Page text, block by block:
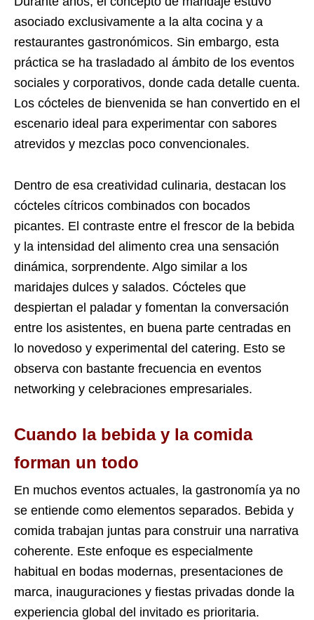
asociado exclusivamente a la alta cocina y a
restaurantes gastronómicos. Sin embargo, esta
práctica se ha trasladado al ámbito de los eventos
sociales y corporativos, donde cada detalle cuenta.
Los cócteles de bienvenida se han convertido en el
escenario ideal para experimentar con sabores
atrevidos y mezclas poco convencionales.
Dentro de esa creatividad culinaria, destacan los
cócteles cítricos combinados con bocados
picantes. El contraste entre el frescor de la bebida
y la intensidad del alimento crea una sensación
dinámica, sorprendente. Algo similar a los
maridajes dulces y salados. Cócteles que
despiertan el paladar y fomentan la conversación
entre los asistentes, en buena parte centradas en
lo novedoso y experimental del catering. Esto se
observa con bastante frecuencia en eventos
networking y celebraciones empresariales.
Cuando la bebida y la comida
forman un todo
En muchos eventos actuales, la gastronomía ya no
se entiende como elementos separados. Bebida y
comida trabajan juntas para construir una narrativa
coherente. Este enfoque es especialmente
habitual en bodas modernas, presentaciones de
marca, inauguraciones y fiestas privadas donde la
experiencia global del invitado es prioritaria.